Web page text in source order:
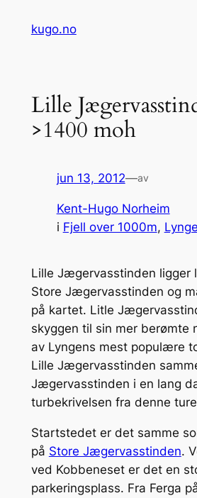
kugo.no
Lille
>1400 moh
jun 13, 2012—av
Kent-Hugo Norheim
i Fjell over 1000m,
Lille Jægervasstinden ligger
Store Jægervasstinden og
på kartet. Litle
skyggen til sin mer berømte
av Lyngens mest populære
Lille Jægervasstinden
Jægervasstinden i en lang
turbekrivelsen fra denne
Startstedet er det samme
på Store Jægervasstinden.
ved Kobbeneset er det en
parkeringsplass. Fra Ferga